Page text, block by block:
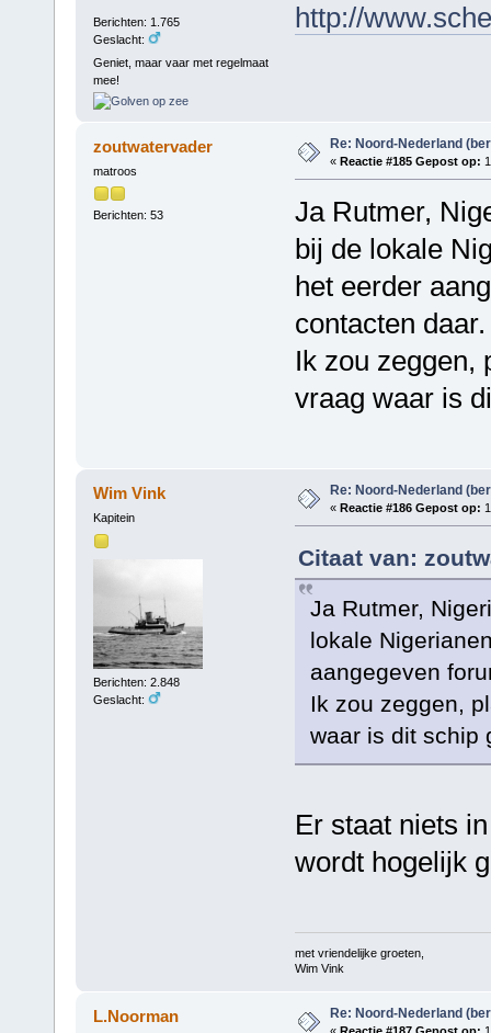
Berichten: 1.765
Geslacht:
Geniet, maar vaar met regelmaat
mee!
http://
zoutwatervader
matroos
Berichten: 53
Re: Noord-Nederland
« Reactie #185 Gepost op:
Ja Rutmer,
bij de lokale
het eerder
contacten daar.
Ik zou zeggen,
vraag waar is
Wim Vink
Kapitein
Berichten: 2.848
Geslacht:
Re: Noord-Nederland
« Reactie #186 Gepost op:
Citaat van:
Ja Rutmer,
lokale
aangegeven
Ik zou zeggen,
waar is dit schip
Er staat niets
wordt hogelijk
met vriendelijke groeten,
Wim Vink
L.Noorman Re: Noord-Nederland